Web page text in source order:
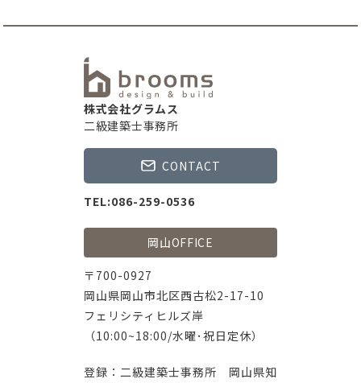
株式会社グラムス
二級建築士事務所
CONTACT
TEL:086-259-0536
岡山OFFICE
〒700-0927
岡山県岡山市北区西古松2-17-10
フェリシティヒルズ岸
（10:00~18:00/水曜･祝日定休）
登録：二級建築士事務所 岡山県知